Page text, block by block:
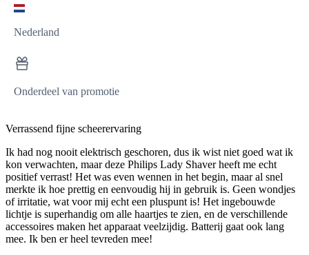
Nederland
Onderdeel van promotie
Verrassend fijne scheerervaring
Ik had nog nooit elektrisch geschoren, dus ik wist niet goed wat ik
kon verwachten, maar deze Philips Lady Shaver heeft me echt
positief verrast! Het was even wennen in het begin, maar al snel
merkte ik hoe prettig en eenvoudig hij in gebruik is. Geen wondjes
of irritatie, wat voor mij echt een pluspunt is! Het ingebouwde
lichtje is superhandig om alle haartjes te zien, en de verschillende
accessoires maken het apparaat veelzijdig. Batterij gaat ook lang
mee. Ik ben er heel tevreden mee!